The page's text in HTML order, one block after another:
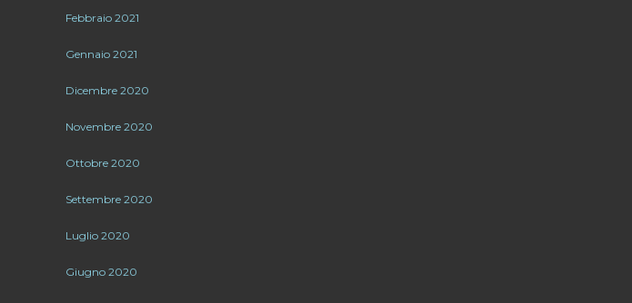
Febbraio 2021
Gennaio 2021
Dicembre 2020
Novembre 2020
Ottobre 2020
Settembre 2020
Luglio 2020
Giugno 2020